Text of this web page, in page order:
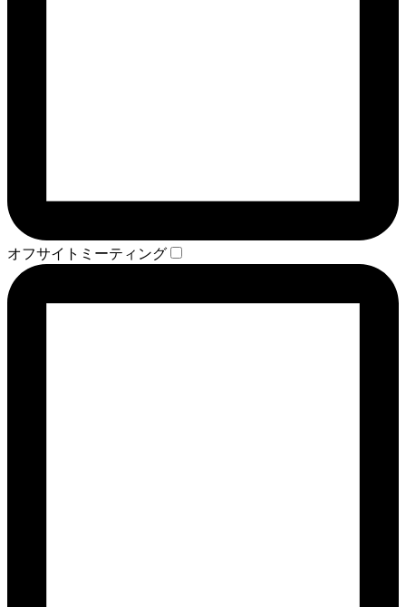
オフサイトミーティング